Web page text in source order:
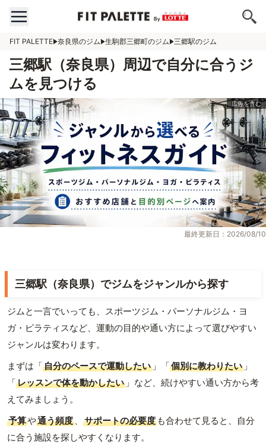
FIT PALETTE 奈良県のジム 生駒郡三郷町のジム 三郷駅のジム
三郷駅（奈良県）周辺で自分に合うジ
ムを見つける
最終更新日：2026/08/10
三郷駅（奈良県）でジムをジャンルから探す
ジムと一言でいっても、スポーツジム・パーソナルジム・ヨ
ガ・ピラティスなど、運動の目的や通い方によって選びやすい
ジャンルは変わります。
まずは「自分のペースで運動したい 」「個別に教わりたい 」
「レッスンで体を動かしたい 」など、続けやすい通い方から考
えてみましょう。
予算や通う頻度 、 サポートの必要度 も合わせて見ると、自分
に合う施設を探しやすくなります。